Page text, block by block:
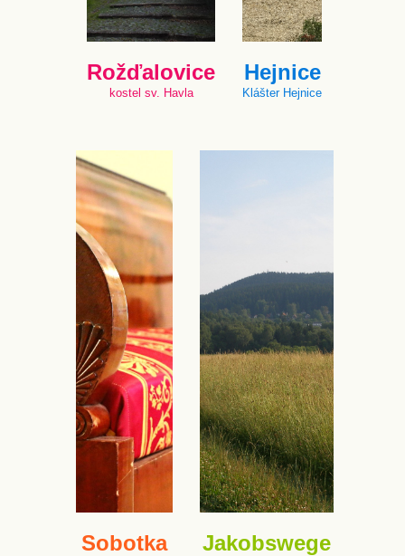
Rožďalovice
kostel sv. Havla
Hejnice
Klášter Hejnice
Sobotka Jakobswege